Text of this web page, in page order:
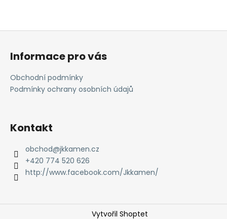
Z
Informace pro vás
Obchodní podmínky
Podmínky ochrany osobních údajů
Kontakt
obchod@jkkamen.cz
+420 774 520 626
http://www.facebook.com/Jkkamen/
Vytvořil Shoptet